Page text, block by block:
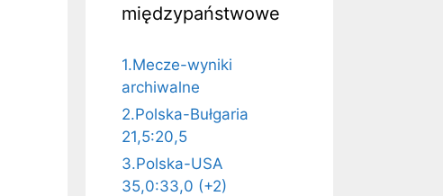
międzypaństwowe
1.Mecze-wyniki
archiwalne
2.Polska-Bułgaria
21,5:20,5
3.Polska-USA
35,0:33,0 (+2)